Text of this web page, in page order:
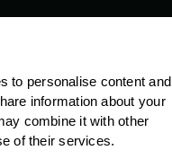
to personalise content and
information about your
combine it with other
of their services.